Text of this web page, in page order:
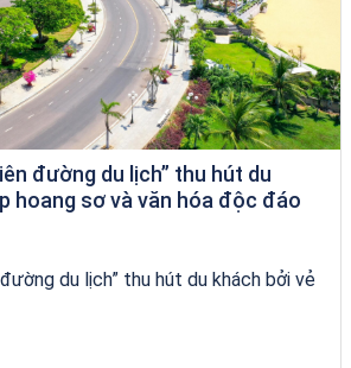
đường du lịch” thu hút du
hoang sơ và văn hóa độc đáo
du lịch” thu hút du khách bởi vẻ